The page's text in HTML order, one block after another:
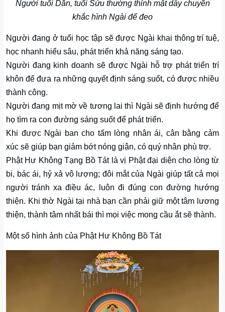
Người tuổi Dần, tuổi Sửu thường thỉnh mặt dây chuyền
khắc hình Ngài để đeo
Người đang ở tuổi học tập sẽ được Ngài khai thông trí tuệ,
học nhanh hiểu sâu, phát triển khả năng sáng tạo.
Người đang kinh doanh sẽ được Ngài hỗ trợ phát triển trí
khôn để đưa ra những quyết định sáng suốt, có được nhiều
thành công.
Người đang mịt mờ về tương lai thì Ngài sẽ định hướng để
họ tìm ra con đường sáng suốt để phát triển.
Khi được Ngài ban cho tấm lòng nhân ái, cân bằng cảm
xúc sẽ giúp bạn giảm bớt nóng giận, có quý nhân phù trợ.
Phật Hư Không Tạng Bồ Tát là vị Phật đại diện cho lòng từ
bi, bác ái, hỷ xả vô lượng; đôi mắt của Ngài giúp tất cả mọi
người tránh xa điều ác, luôn đi đúng con đường hướng
thiện. Khi thờ Ngài tại nhà bạn cần phải giữ một tâm lương
thiện, thành tâm nhất bái thì mọi việc mong cầu ắt sẽ thành.
Một số hình ảnh của Phật Hư Không Bồ Tát